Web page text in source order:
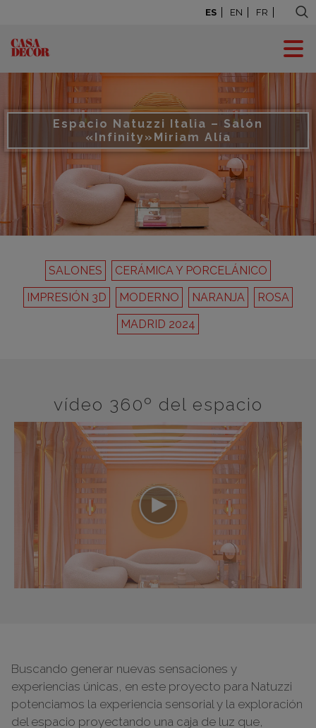
ES EN FR
Espacio Natuzzi Italia – Salón
«Infinity» Miriam Alía
SALONES
CERÁMICA Y PORCELÁNICO
IMPRESIÓN 3D
MODERNO NARANJA
ROSA
MADRID 2024
vídeo 360º del espacio
Buscando generar nuevas sensaciones y
experiencias únicas, en este proyecto para Natuzzi
potenciamos la experiencia sensorial y la exploración
del espacio proyectando una caja de luz que,